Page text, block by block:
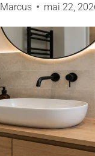
Marcus mai 22,